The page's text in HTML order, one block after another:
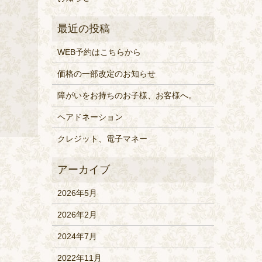
WEB予約はこちらから
価格の一部改定のお知らせ
障がいをお持ちのお子様、お客様へ。
ヘアドネーション
クレジット、電子マネー
2026年5月
2026年2月
2024年7月
2022年11月